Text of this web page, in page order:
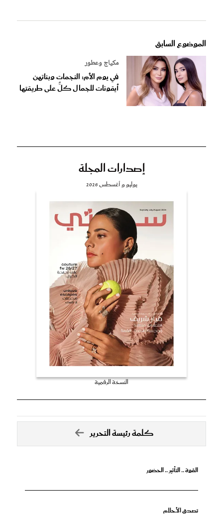
الموضوع السابق
مكياج وعطور
في يوم الأم: النجمات وبناتهن
أيقونات للجمال كلٌّ على طريقتها
إصدارات المجلة
يوليو و أغسطس 2026
النسخة الرقمية
كلمة رئيسة التحرير
القوة .. التأثير .. الحضور
تصدق الأحلام